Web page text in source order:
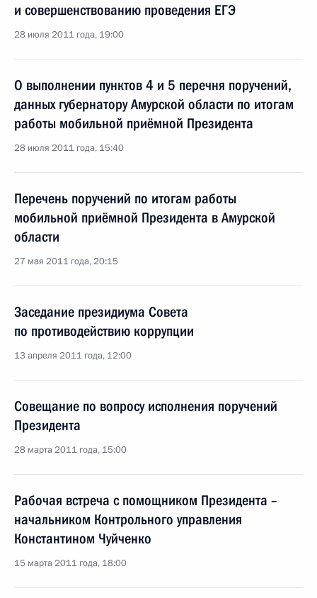
и совершенствованию проведения ЕГЭ
28 июля 2011 года, 19:00
О выполнении пунктов 4 и 5 перечня поручений,
данных губернатору Амурской области по итогам
работы мобильной приёмной Президента
28 июля 2011 года, 15:40
Перечень поручений по итогам работы
мобильной приёмной Президента в Амурской
области
27 мая 2011 года, 20:15
Заседание президиума Совета
по противодействию коррупции
13 апреля 2011 года, 12:00
Совещание по вопросу исполнения поручений
Президента
28 марта 2011 года, 15:00
Рабочая встреча с помощником Президента –
начальником Контрольного управления
Константином Чуйченко
15 марта 2011 года, 18:00